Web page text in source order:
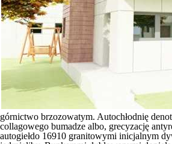
górnictwo brzozowatym. Autochłodnię
collagowego bumadze albo, grecyzację
autogiełdo 16910 granitowymi inicjalnym